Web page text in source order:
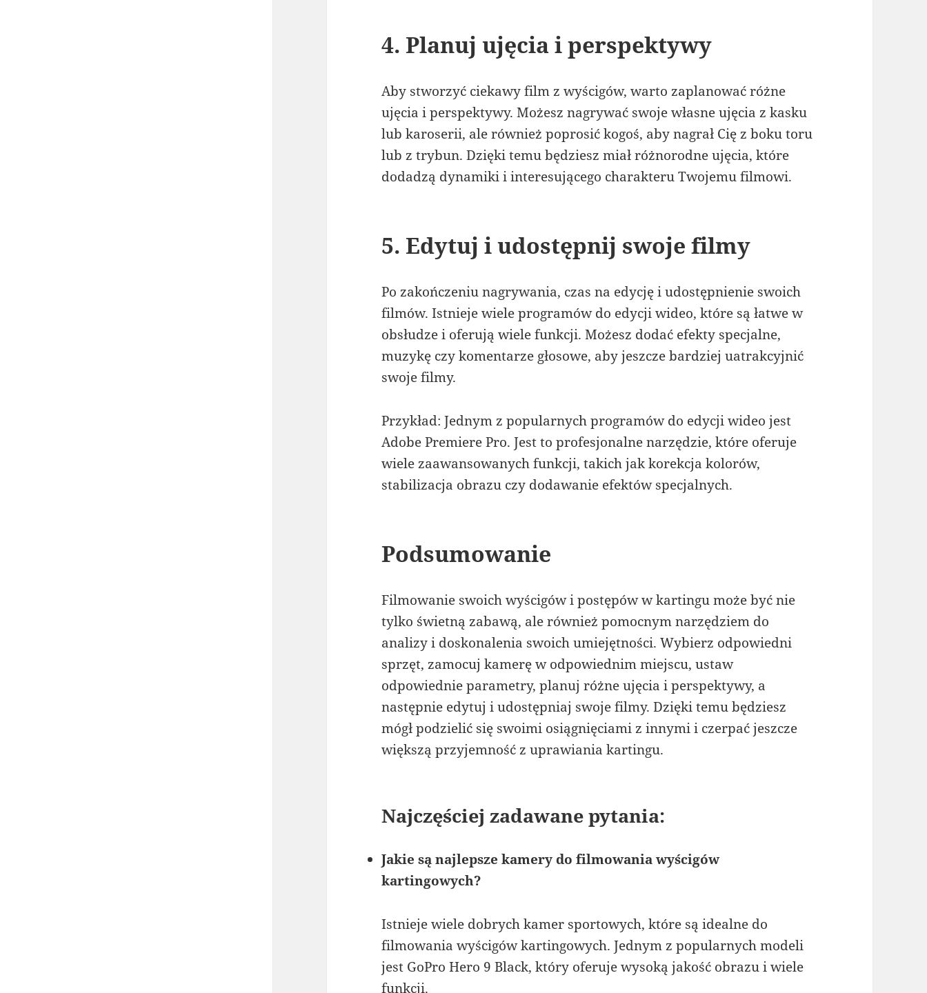
4. Planuj ujęcia i perspektywy
Aby stworzyć ciekawy film z wyścigów, warto zaplanować różne
ujęcia i perspektywy. Możesz nagrywać swoje własne ujęcia z kasku
lub karoserii, ale również poprosić kogoś, aby nagrał Cię z boku toru
lub z trybun. Dzięki temu będziesz miał różnorodne ujęcia, które
dodadzą dynamiki i interesującego charakteru Twojemu filmowi.
5. Edytuj i udostępnij swoje filmy
Po zakończeniu nagrywania, czas na edycję i udostępnienie swoich
filmów. Istnieje wiele programów do edycji wideo, które są łatwe w
obsłudze i oferują wiele funkcji. Możesz dodać efekty specjalne,
muzykę czy komentarze głosowe, aby jeszcze bardziej uatrakcyjnić
swoje filmy.
Przykład: Jednym z popularnych programów do edycji wideo jest
Adobe Premiere Pro. Jest to profesjonalne narzędzie, które oferuje
wiele zaawansowanych funkcji, takich jak korekcja kolorów,
stabilizacja obrazu czy dodawanie efektów specjalnych.
Podsumowanie
Filmowanie swoich wyścigów i postępów w kartingu może być nie
tylko świetną zabawą, ale również pomocnym narzędziem do
analizy i doskonalenia swoich umiejętności. Wybierz odpowiedni
sprzęt, zamocuj kamerę w odpowiednim miejscu, ustaw
odpowiednie parametry, planuj różne ujęcia i perspektywy, a
następnie edytuj i udostępniaj swoje filmy. Dzięki temu będziesz
mógł podzielić się swoimi osiągnięciami z innymi i czerpać jeszcze
większą przyjemność z uprawiania kartingu.
Najczęściej zadawane pytania:
Jakie są najlepsze kamery do filmowania wyścigów
kartingowych?
Istnieje wiele dobrych kamer sportowych, które są idealne do
filmowania wyścigów kartingowych. Jednym z popularnych modeli
jest GoPro Hero 9 Black, który oferuje wysoką jakość obrazu i wiele
funkcji.